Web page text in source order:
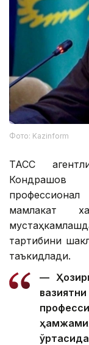
Фото: Kazinform
ТАСС
Кондрашов
мамлакат
тартибини
таъкидлади.
—